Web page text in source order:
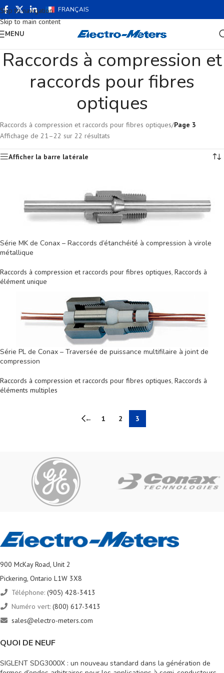
Skip to navigation
Skip to main content
FRANÇAIS
MENU
Raccords à compression et
raccords pour fibres
optiques
Raccords à compression et raccords pour fibres optiques/Page 3
Affichage de 21–22 sur 22 résultats
Afficher la barre latérale
Série MK de Conax – Raccords d’étanchéité à compression à virole
métallique
Raccords à compression et raccords pour fibres optiques, Raccords à
élément unique
Série PL de Conax – Traversée de puissance multifilaire à joint de
compression
Raccords à compression et raccords pour fibres optiques, Raccords à
éléments multiples
← 1 2 3
900 McKay Road, Unit 2
Pickering, Ontario L1W 3X8
Téléphone: (905) 428-3413
Numéro vert: (800) 617-3413
sales@electro-meters.com
QUOI DE NEUF
SIGLENT SDG3000X : un nouveau standard dans la génération de